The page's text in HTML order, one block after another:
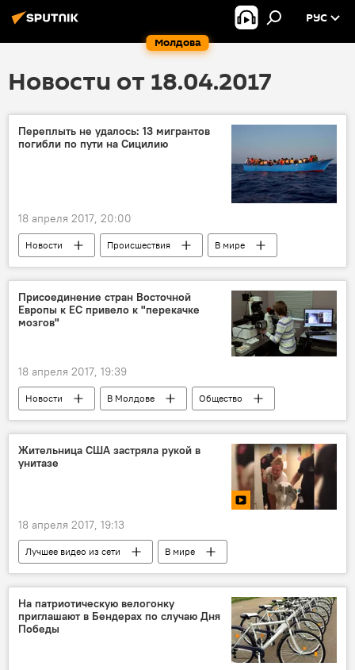
Молдова
РУС
Новости от 18.04.2017
Переплыть не удалось: 13 мигрантов
погибли по пути на Сицилию
18 апреля 2017, 20:00
Новости Происшествия
В мире
Европа
Италия
Африка
Сицилия
мигранты погибли
Присоединение стран Восточной
Европы к ЕС привело к "перекачке
мозгов"
18 апреля 2017, 19:39
Новости В Молдове
Общество
В мире
Общество
Восточная Европа
исследование
ученые
Жительница США застряла рукой в
унитазе
18 апреля 2017, 19:13
Лучшее видео из сети
В мире
Мультимедиа
США
спасатели
На патриотическую велогонку
приглашают в Бендерах по случаю Дня
Победы